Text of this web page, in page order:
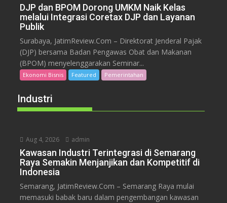
DJP dan BPOM Dorong UMKM Naik Kelas
melalui Integrasi Coretax DJP dan Layanan
Publik
Surabaya, JatimReview.Com – Direktorat Jenderal Pajak
(DJP) bersama Badan Pengawas Obat dan Makanan
(BPOM) menyelenggarakan Seminar...
Ekonomi Bisnis Featured Pemerintahan
Industri
Aug 4, 2026 admin
Kawasan Industri Terintegrasi di Semarang
Raya Semakin Menjanjikan dan Kompetitif di
Indonesia
Semarang, JatimReview.Com – Semarang Raya mulai
memasuki babak baru dalam pengembangan kawasan